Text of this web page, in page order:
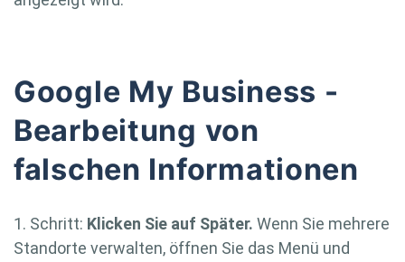
Google My Business -
Bearbeitung von
falschen Informationen
1. Schritt: Klicken Sie auf Später. Wenn Sie mehrere
Standorte verwalten, öffnen Sie das Menü und